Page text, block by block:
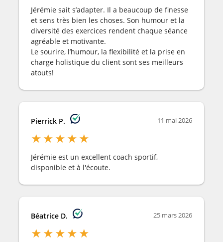
Jérémie sait s’adapter. Il a beaucoup de finesse
et sens très bien les choses. Son humour et la
diversité des exercices rendent chaque séance
agréable et motivante.
Le sourire, l’humour, la flexibilité et la prise en
charge holistique du client sont ses meilleurs
atouts!
Pierrick P. 11 mai 2026
★★★★★
Jérémie est un excellent coach sportif,
disponible et à l'écoute.
Béatrice D. 25 mars 2026
★★★★★